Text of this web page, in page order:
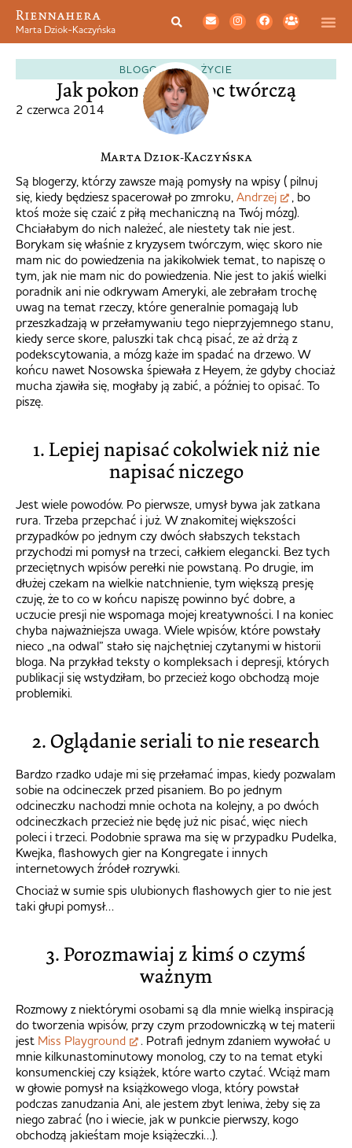
Riennahera
Marta Dziok-Kaczyńska
BLOGOSFERA,ŻYCIE
Jak pokonać niemoc twórczą
2 czerwca 2014
Marta Dziok-Kaczyńska
Są blogerzy, którzy zawsze mają pomysły na wpisy ( pilnuj
się, kiedy będziesz spacerował po zmroku, Andrzej
, bo
ktoś może się czaić z piłą mechaniczną na Twój mózg).
Chciałabym do nich należeć, ale niestety tak nie jest.
Borykam się właśnie z kryzysem twórczym, więc skoro nie
mam nic do powiedzenia na jakikolwiek temat, to napiszę o
tym, jak nie mam nic do powiedzenia. Nie jest to jakiś wielki
poradnik ani nie odkrywam Ameryki, ale zebrałam trochę
uwag na temat rzeczy, które generalnie pomagają lub
przeszkadzają w przełamywaniu tego nieprzyjemnego stanu,
kiedy serce skore, paluszki tak chcą pisać, ze aż drżą z
podekscytowania, a mózg każe im spadać na drzewo. W
końcu nawet Nosowska śpiewała z Heyem, że gdyby chociaż
mucha zjawiła się, mogłaby ją zabić, a później to opisać. To
piszę.
1. Lepiej napisać cokolwiek niż nie
napisać niczego
Jest wiele powodów. Po pierwsze, umysł bywa jak zatkana
rura. Trzeba przepchać i już. W znakomitej większości
przypadków po jednym czy dwóch słabszych tekstach
przychodzi mi pomysł na trzeci, całkiem elegancki. Bez tych
przeciętnych wpisów perełki nie powstaną. Po drugie, im
dłużej czekam na wielkie natchnienie, tym większą presję
czuję, że to co w końcu napiszę powinno być dobre, a
uczucie presji nie wspomaga mojej kreatywności. I na koniec
chyba najważniejsza uwaga. Wiele wpisów, które powstały
nieco „na odwal” stało się najchętniej czytanymi w historii
bloga. Na przykład teksty o kompleksach i depresji, których
publikacji się wstydziłam, bo przecież kogo obchodzą moje
problemiki.
2. Oglądanie seriali to nie research
Bardzo rzadko udaje mi się przełamać impas, kiedy pozwalam
sobie na odcineczek przed pisaniem. Bo po jednym
odcineczku nachodzi mnie ochota na kolejny, a po dwóch
odcineczkach przecież nie będę już nic pisać, więc niech
poleci i trzeci. Podobnie sprawa ma się w przypadku Pudelka,
Kwejka, flashowych gier na Kongregate i innych
internetowych źródeł rozrywki.
Chociaż w sumie spis ulubionych flashowych gier to nie jest
taki głupi pomysł…
3. Porozmawiaj z kimś o czymś
ważnym
Rozmowy z niektórymi osobami są dla mnie wielką inspiracją
do tworzenia wpisów, przy czym przodowniczką w tej materii
jest Miss Playground
. Potrafi jednym zdaniem wywołać u
mnie kilkunastominutowy monolog, czy to na temat etyki
konsumenckiej czy książek, które warto czytać. Wciąż mam
w głowie pomysł na książkowego vloga, który powstał
podczas zanudzania Ani, ale jestem zbyt leniwa, żeby się za
niego zabrać (no i wiecie, jak w punkcie pierwszy, kogo
obchodzą jakieśtam moje książeczki…).